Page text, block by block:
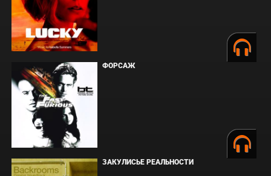
ФОРСАЖ
ЗАКУЛИСЬЕ РЕАЛЬНОСТИ